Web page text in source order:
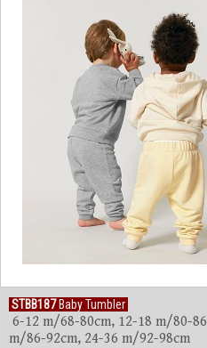
STBB187Baby Tumbler
6-12 m/68-80cm, 12-18 m/80-
m/86-92cm, 24-36 m/92-98cm